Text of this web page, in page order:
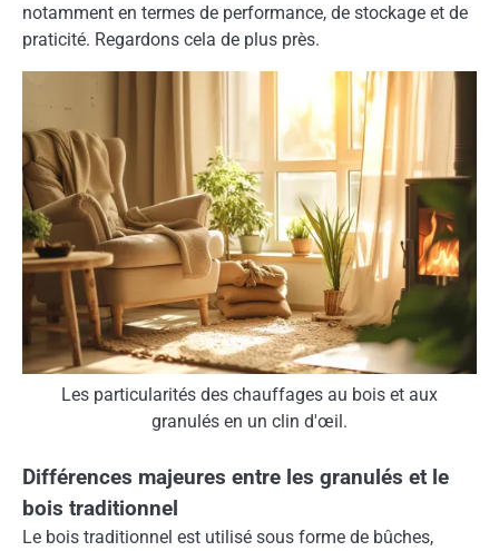
notamment en termes de performance, de stockage et de
praticité. Regardons cela de plus près.
Les particularités des chauffages au bois et aux
granulés en un clin d'œil.
Différences majeures entre les granulés et le
bois traditionnel
Le bois traditionnel est utilisé sous forme de bûches,